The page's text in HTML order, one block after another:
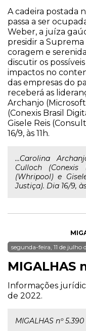
A cadeira postada
passa a ser
Weber, a juíza
presidir a
coragem e
discutir os
impactos no
das empresas do
receberá as
Archanjo
(Conexis Brasil
Gisele Reis
16/9, às 11h.
...Carolina
Culloch
(Whripool) e
Justiça). Dia 16/9, às
segunda-feira, 11 de julho
MIGALHAS
Informações
de 2022.
MIGALHAS nº 5.390